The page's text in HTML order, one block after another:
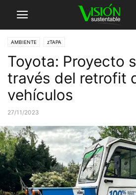
AMBIENTE zTAPA
Toyota: Proyecto
través del retrofit
vehículos
27/11/2023